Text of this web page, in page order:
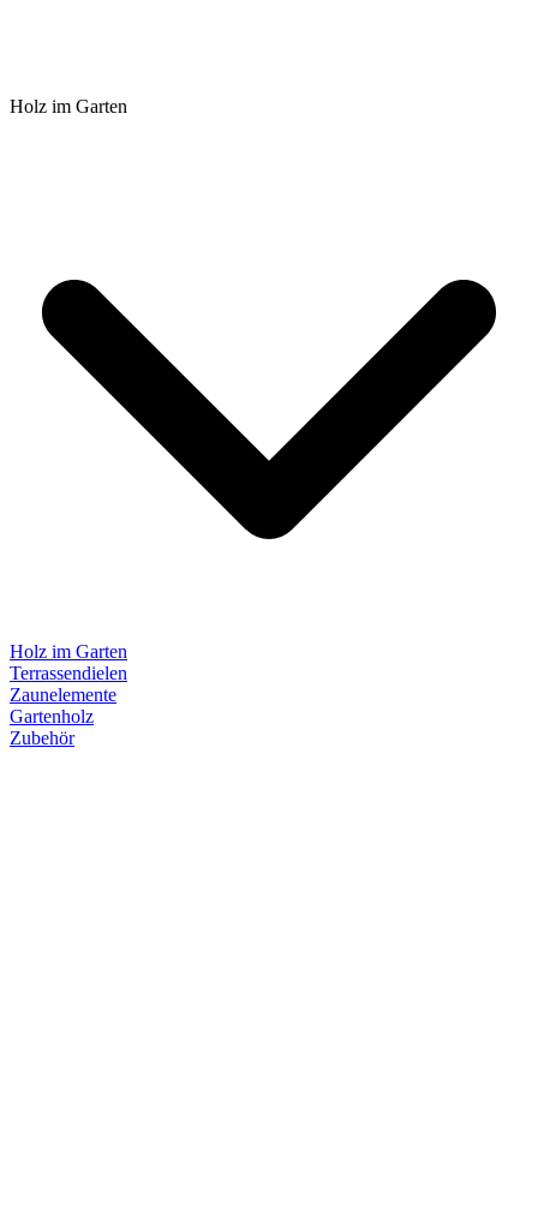
Holz im Garten
Holz im Garten
Terrassendielen
Zaunelemente
Gartenholz
Zubehör